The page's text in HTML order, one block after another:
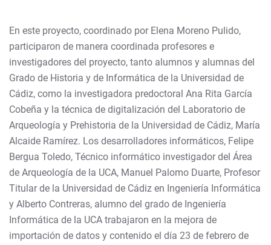
En este proyecto, coordinado por Elena Moreno Pulido,
participaron de manera coordinada profesores e
investigadores del proyecto, tanto alumnos y alumnas del
Grado de Historia y de Informática de la Universidad de
Cádiz, como la investigadora predoctoral Ana Rita García
Cobeña y la técnica de digitalización del Laboratorio de
Arqueología y Prehistoria de la Universidad de Cádiz, María
Alcaide Ramírez. Los desarrolladores informáticos, Felipe
Bergua Toledo, Técnico informático investigador del Área
de Arqueología de la UCA, Manuel Palomo Duarte, Profesor
Titular de la Universidad de Cádiz en Ingeniería Informática
y Alberto Contreras, alumno del grado de Ingeniería
Informática de la UCA trabajaron en la mejora de
importación de datos y contenido el día 23 de febrero de